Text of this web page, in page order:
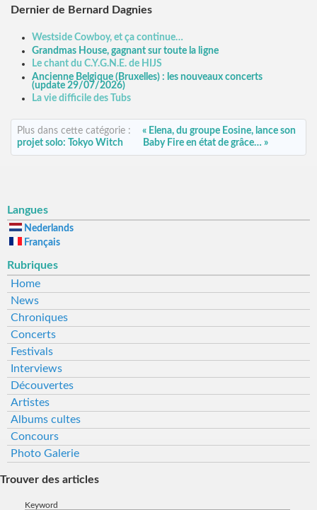
Dernier de Bernard Dagnies
Westside Cowboy, et ça continue…
Grandmas House, gagnant sur toute la ligne
Le chant du C.Y.G.N.E. de HIJS
Ancienne Belgique (Bruxelles) : les nouveaux concerts
(update 29/07/2026)
La vie difficile des Tubs
Plus dans cette catégorie :
« Elena, du groupe Eosine, lance son
projet solo: Tokyo Witch
Baby Fire en état de grâce… »
Langues
Nederlands
Français
Rubriques
Home
News
Chroniques
Concerts
Festivals
Interviews
Découvertes
Artistes
Albums cultes
Concours
Photo Galerie
Trouver des articles
Keyword